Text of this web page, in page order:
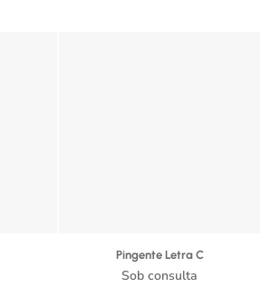
Pingente Letra C
Sob consulta